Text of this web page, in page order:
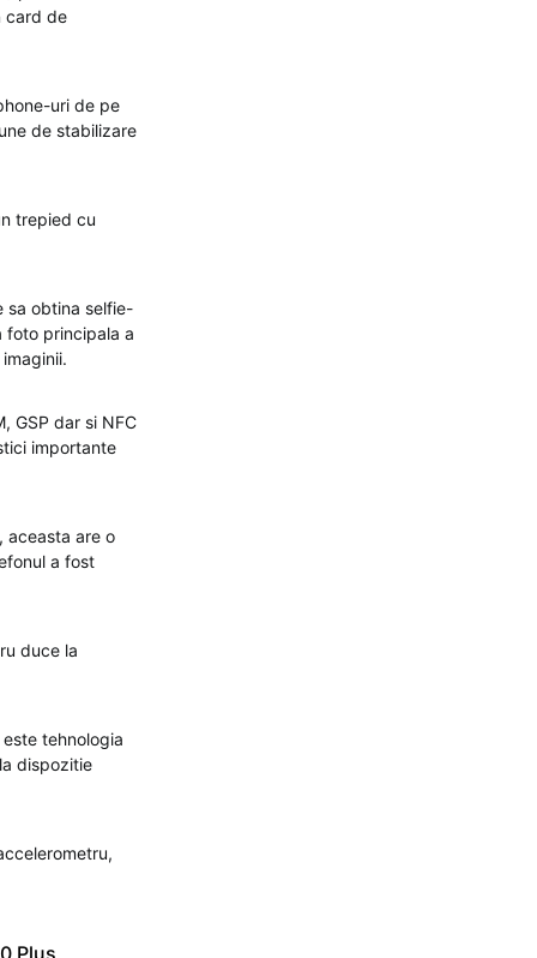
card de
uri de pe
de stabilizare
trepied cu
sa obtina selfie-
foto principala a
GSP dar si NFC
importante
aceasta are o
a fost
duce la
tehnologia
dispozitie
Plus